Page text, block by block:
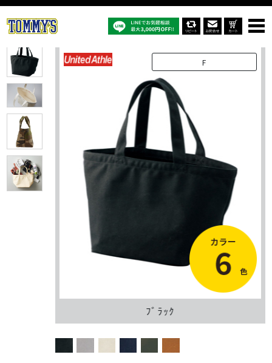
1543：ヘヴィー キャンバス ランチバッグ
F
ﾌﾞﾗｯｸ